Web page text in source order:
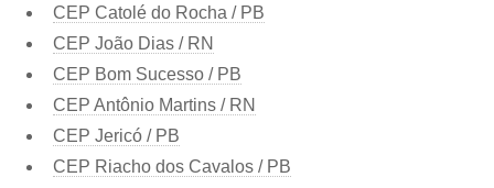
CEP Catolé do Rocha / PB
CEP João Dias / RN
CEP Bom Sucesso / PB
CEP Antônio Martins / RN
CEP Jericó / PB
CEP Riacho dos Cavalos / PB